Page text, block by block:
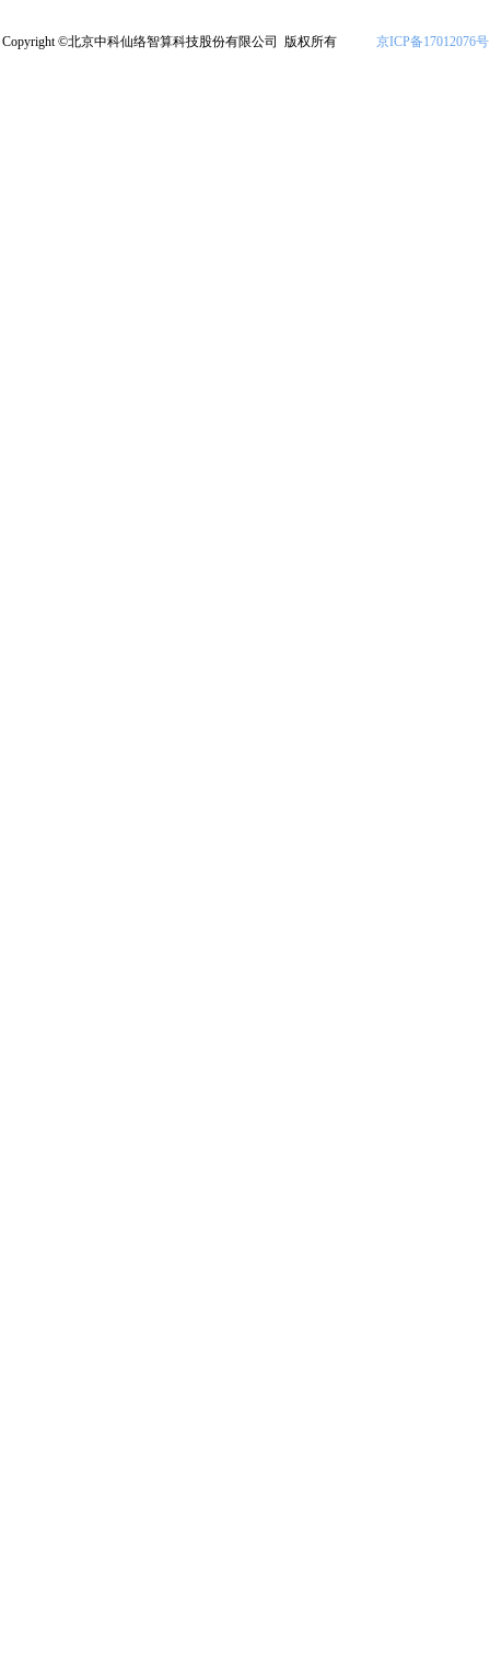
Copyright ©北京中科仙络智算科技股份有限公司 版权所有 京ICP备17012076号